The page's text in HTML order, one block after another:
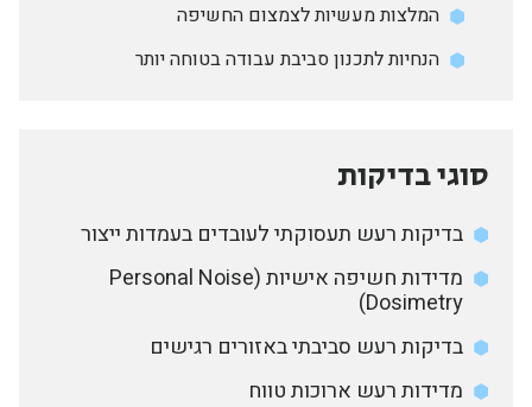
המלצות מעשיות לצמצום החשיפה
הנחיות לתכנון סביבת עבודה בטוחה יותר
סוגי בדיקות
בדיקות רעש תעסוקתי לעובדים בעמדות ייצור
מדידות חשיפה אישיות (Personal Noise
Dosimetry)
בדיקות רעש סביבתי באזורים רגישים
מדידות רעש ארוכות טווח